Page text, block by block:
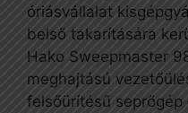
óriásvállalat
belső takarítására
Hako Sweepmaster
meghajtású
felsőürítésű